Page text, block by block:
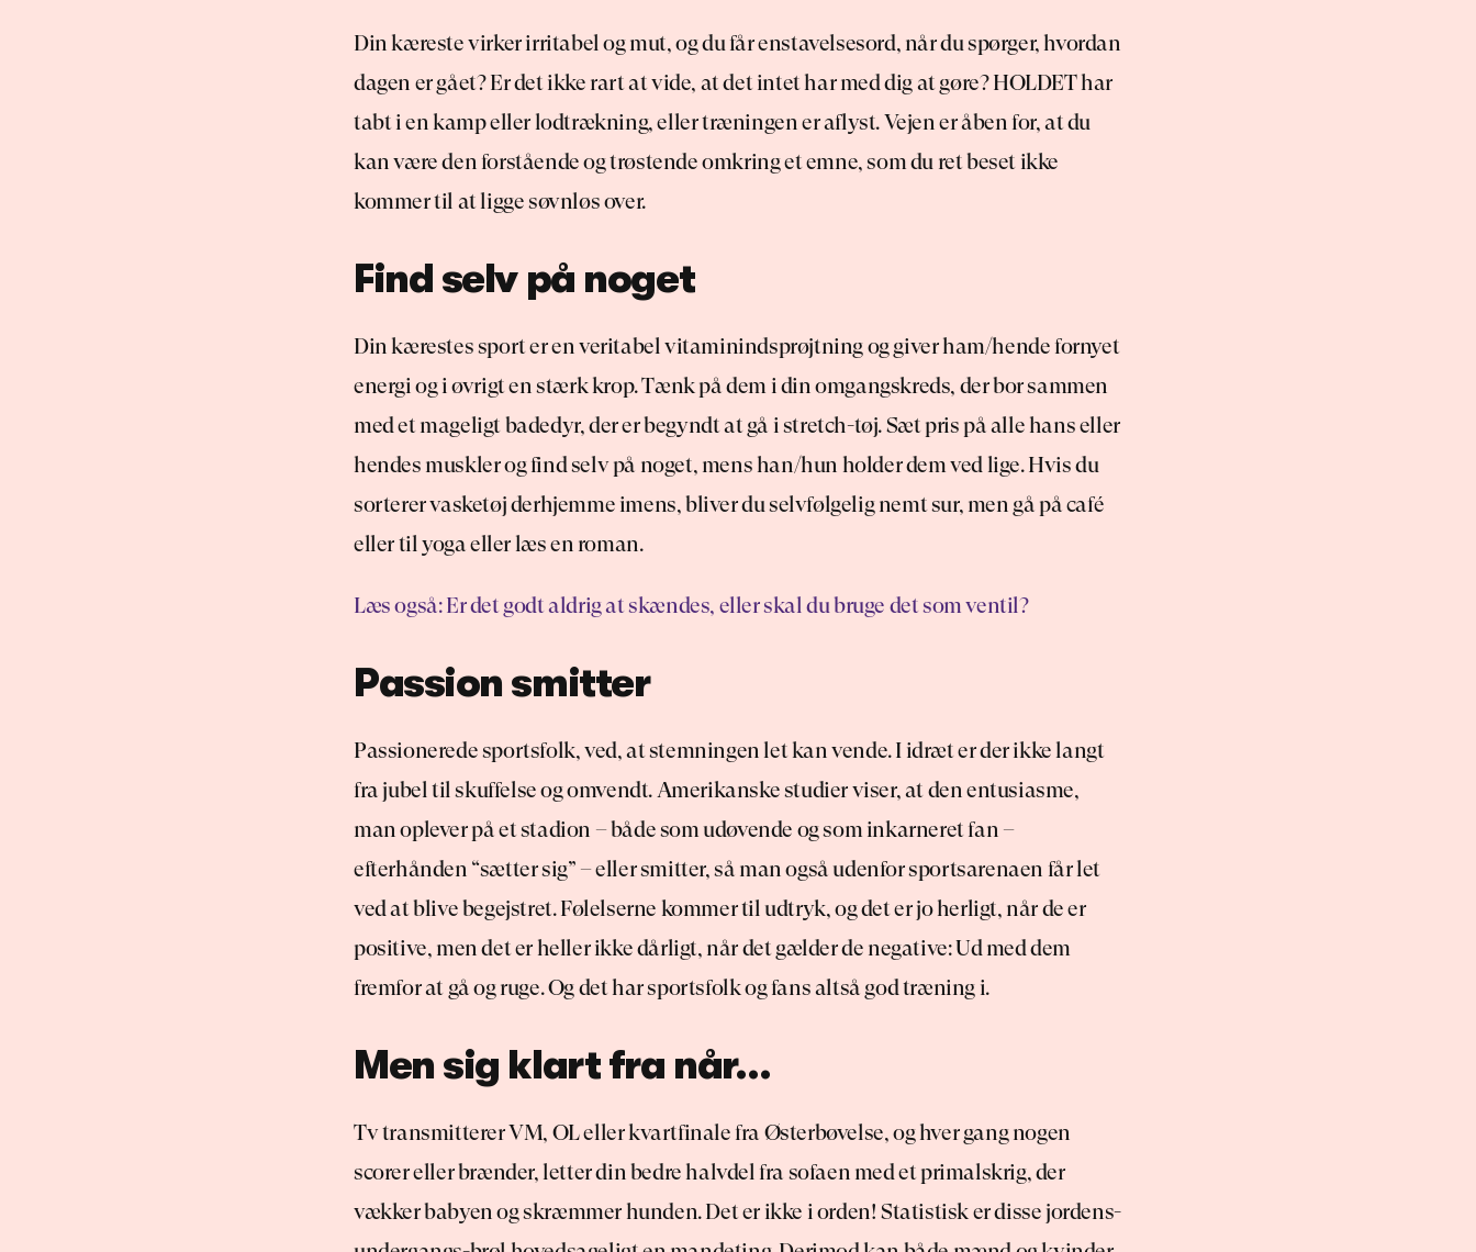
Din kæreste virker irritabel og mut, og du får enstavelsesord, når du spørger, hvordan
dagen er gået? Er det ikke rart at vide, at det intet har med dig at gøre? HOLDET har
tabt i en kamp eller lodtrækning, eller træningen er aflyst. Vejen er åben for, at du
kan være den forstående og trøstende omkring et emne, som du ret beset ikke
kommer til at ligge søvnløs over.
Find selv på noget
Din kærestes sport er en veritabel vitaminindsprøjtning og giver ham/hende fornyet
energi og i øvrigt en stærk krop. Tænk på dem i din omgangskreds, der bor sammen
med et mageligt badedyr, der er begyndt at gå i stretch-tøj. Sæt pris på alle hans eller
hendes muskler og find selv på noget, mens han/hun holder dem ved lige. Hvis du
sorterer vasketøj derhjemme imens, bliver du selvfølgelig nemt sur, men gå på café
eller til yoga eller læs en roman.
Læs også: Er det godt aldrig at skændes, eller skal du bruge det som ventil?
Passion smitter
Passionerede sportsfolk, ved, at stemningen let kan vende. I idræt er der ikke langt
fra jubel til skuffelse og omvendt. Amerikanske studier viser, at den entusiasme,
man oplever på et stadion – både som udøvende og som inkarneret fan –
efterhånden “sætter sig” – eller smitter, så man også udenfor sportsarenaen får let
ved at blive begejstret. Følelserne kommer til udtryk, og det er jo herligt, når de er
positive, men det er heller ikke dårligt, når det gælder de negative: Ud med dem
fremfor at gå og ruge. Og det har sportsfolk og fans altså god træning i.
Men sig klart fra når…
Tv transmitterer VM, OL eller kvartfinale fra Østerbøvelse, og hver gang nogen
scorer eller brænder, letter din bedre halvdel fra sofaen med et primalskrig, der
vækker babyen og skræmmer hunden. Det er ikke i orden! Statistisk er disse jordens-